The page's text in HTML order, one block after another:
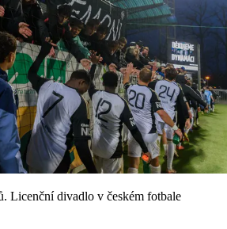
Licenční divadlo v českém fotbale